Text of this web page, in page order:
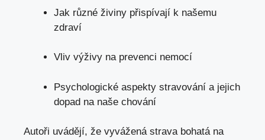
Jak různé živiny přispívají k našemu
zdraví
Vliv výživy na prevenci nemocí
Psychologické aspekty stravování a jejich
dopad na naše chování
Autoři uvádějí, že vyvážená strava bohatá na